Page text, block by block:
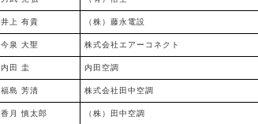
井上 有貴 （株）藤永電設
今泉 大聖 株式会社エアーコネクト
内田 圭 内田空調
福島 芳清 株式会社田中空調
香月 慎太郎 （株）田中空調